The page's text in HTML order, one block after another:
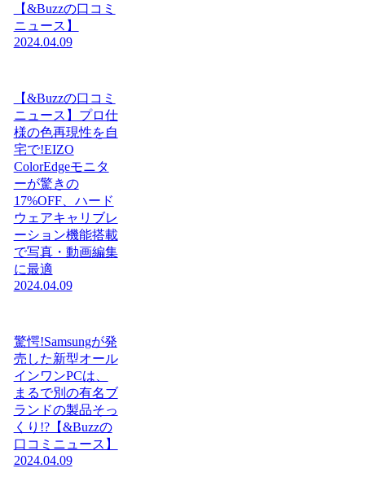
【&Buzzの口コミ
ニュース】
2024.04.09
【&Buzzの口コミ
ニュース】プロ仕
様の色再現性を自
宅で!EIZO
ColorEdgeモニタ
ーが驚きの
17%OFF、ハード
ウェアキャリブレ
ーション機能搭載
で写真・動画編集
に最適
2024.04.09
驚愕!Samsungが発
売した新型オール
インワンPCは、
まるで別の有名ブ
ランドの製品そっ
くり!?【&Buzzの
口コミニュース】
2024.04.09